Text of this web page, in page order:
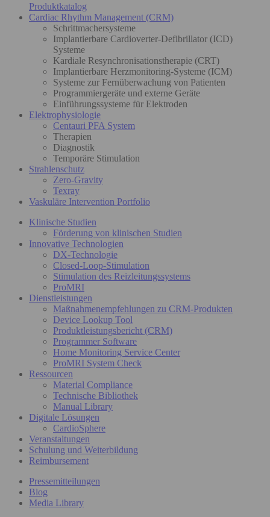
Produktkatalog
Cardiac Rhythm Management (CRM)
Schrittmachersysteme
Implantierbare Cardioverter-Defibrillator (ICD)
Systeme
Kardiale Resynchronisationstherapie (CRT)
Implantierbare Herzmonitoring-Systeme (ICM)
Systeme zur Fernüberwachung von Patienten
Programmiergeräte und externe Geräte
Einführungssysteme für Elektroden
Elektrophysiologie
Centauri PFA System
Therapien
Diagnostik
Temporäre Stimulation
Strahlenschutz
Zero-Gravity
Texray
Vaskuläre Intervention Portfolio
Klinische Studien
Förderung von klinischen Studien
Innovative Technologien
DX-Technologie
Closed-Loop-Stimulation
Stimulation des Reizleitungssystems
ProMRI
Dienstleistungen
Maßnahmenempfehlungen zu CRM-Produkten
Device Lookup Tool
Produktleistungsbericht (CRM)
Programmer Software
Home Monitoring Service Center
ProMRI System Check
Ressourcen
Material Compliance
Technische Bibliothek
Manual Library
Digitale Lösungen
CardioSphere
Veranstaltungen
Schulung und Weiterbildung
Reimbursement
Pressemitteilungen
Blog
Media Library